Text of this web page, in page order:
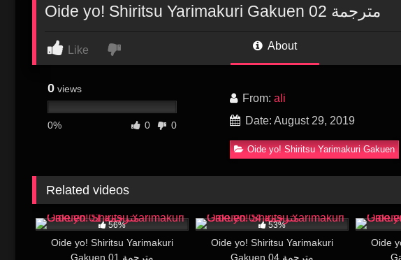
Oide yo! Shiritsu Yarimakuri Gakuen 02 مترجمة
Like About
0 views
0% 0 0
From: ali
Date: August 29, 2019
Oide yo! Shiritsu Yarimakuri Gakuen
Related videos
56%
Oide yo! Shiritsu Yarimakuri
Gakuen 01 مترجمة
53%
Oide yo! Shiritsu Yarimakuri
Gakuen 04 مترجمة
Oide